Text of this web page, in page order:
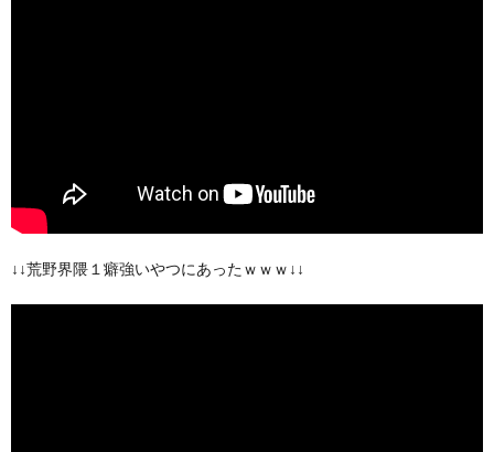
↓↓荒野界隈１癖強いやつにあったｗｗｗ↓↓